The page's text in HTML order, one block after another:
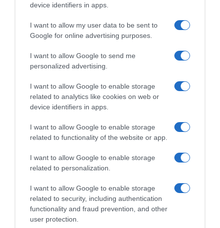
device identifiers in apps.
I want to allow my user data to be sent to
Google for online advertising purposes.
I want to allow Google to send me
personalized advertising.
I want to allow Google to enable storage
related to analytics like cookies on web or
device identifiers in apps.
I want to allow Google to enable storage
related to functionality of the website or app.
I want to allow Google to enable storage
related to personalization.
I want to allow Google to enable storage
related to security, including authentication
functionality and fraud prevention, and other
user protection.
LIFESTYLE
Ιωάννα Τούνη: Η αδημοσίευτη
Σπυριδωνίδη από την Ίμπιζα πριν
δημοσιοποιήσουν τη σχέση τους
Θυμήθηκε τα περσινά γενέθλιά της, ενώ ετοιμάζει τα